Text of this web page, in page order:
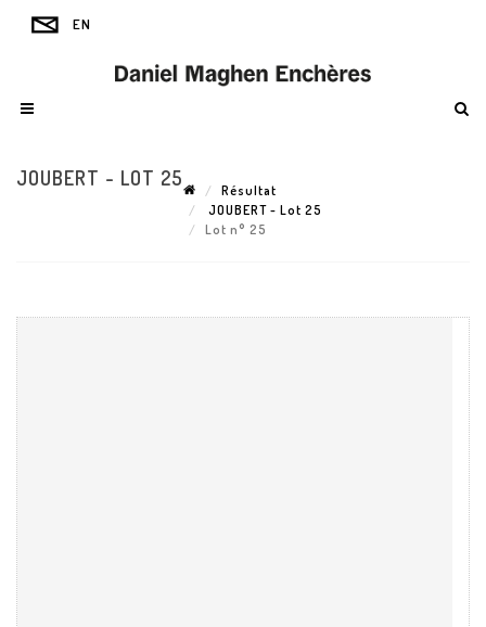
JOUBERT - LOT 25
Résultat
JOUBERT - Lot 25
Lot n° 25